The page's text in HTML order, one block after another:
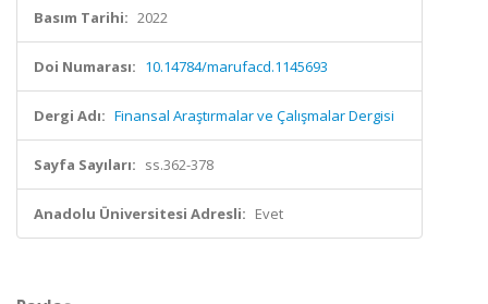
Basım Tarihi: 2022
Doi Numarası: 10.14784/marufacd.1145693
Dergi Adı: Finansal Araştırmalar ve Çalışmalar Dergisi
Sayfa Sayıları: ss.362-378
Anadolu Üniversitesi Adresli: Evet